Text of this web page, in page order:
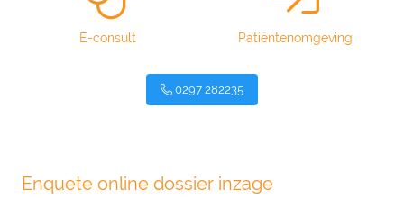
E-consult Patiëntenomgeving
0297 282235
Enquete online dossier inzage